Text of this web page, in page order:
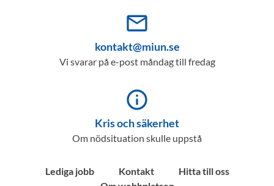
mail_outline
kontakt@miun.se
Vi svarar på e-post måndag till fredag
info_outline
Kris och säkerhet
Om nödsituation skulle uppstå
Lediga jobb Kontakt
Hitta till oss